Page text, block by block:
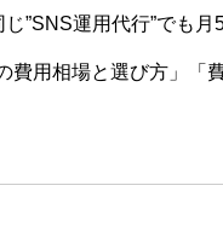
”SNS運用代行”でも
費用相場と選び方」「